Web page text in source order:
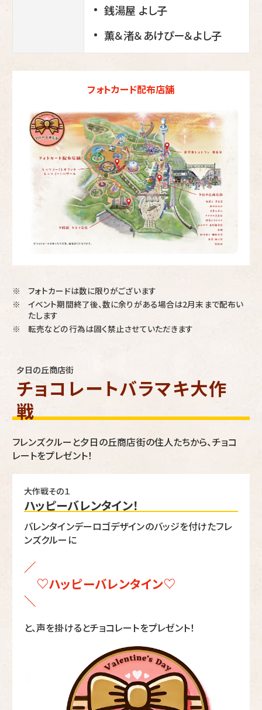
銭湯屋 よし子
薫＆渚＆あけぴー＆よし子
フォトカード配布店舗
※
フォトカードは数に限りがございます
※
イベント期間終了後、数に余りがある場合は2月末まで配布い
たします
※
転売などの行為は固く禁止させていただきます
夕日の丘商店街
チョコレートバラマキ大作
戦
フレンズクルーと夕日の丘商店街の住人たちから、チョコ
レートをプレゼント！
大作戦その１
ハッピーバレンタイン！
バレンタインデーロゴデザインのバッジを付けたフレ
ンズクルーに
／
♡ハッピーバレンタイン♡
＼
と、声を掛けるとチョコレートをプレゼント！